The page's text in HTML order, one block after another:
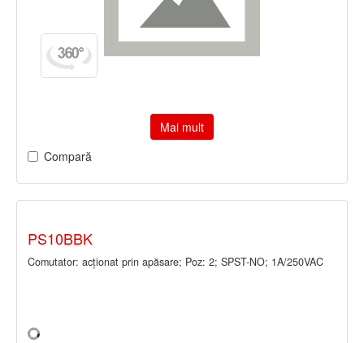
Mai mult
Compară
PS10BBK
Comutator: acţionat prin apăsare; Poz: 2; SPST-NO; 1A/250VAC